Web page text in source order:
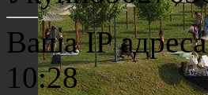
Ваша IP
10:28